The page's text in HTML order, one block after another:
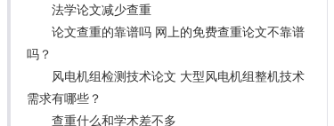
法学论文减少查重
论文查重的靠谱吗 网上的免费查重论文不靠谱
吗？
风电机组检测技术论文 大型风电机组整机技术
需求有哪些？
查重什么和学术差不多